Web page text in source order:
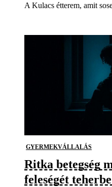
A Kulacs étterem, amit
GYERMEKVÁLLALÁS
Ritka betegség
feleségét